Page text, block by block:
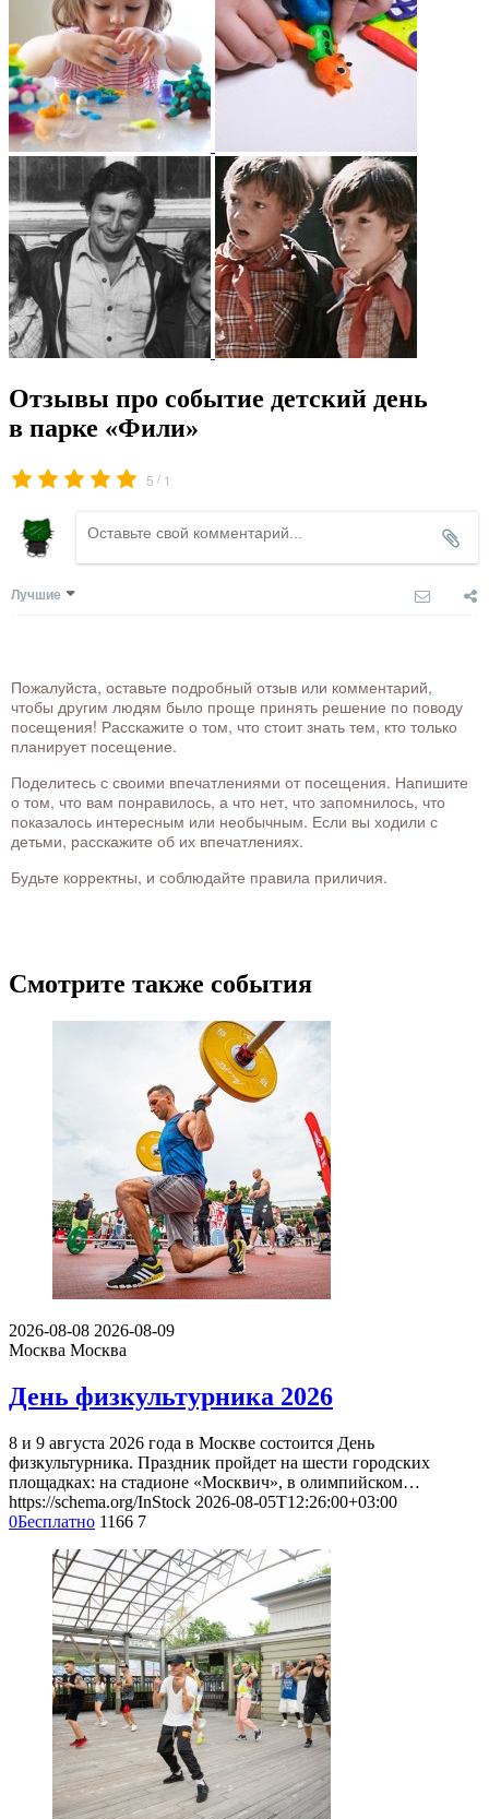
Отзывы про событие детский день
в парке «Фили»
5 / 1
Лучшие
Пожалуйста, оставьте подробный отзыв или комментарий,
чтобы другим людям было проще принять решение по поводу
посещения! Расскажите о том, что стоит знать тем, кто только
планирует посещение.
Поделитесь с своими впечатлениями от посещения. Напишите
о том, что вам понравилось, а что нет, что запомнилось, что
показалось интересным или необычным. Если вы ходили с
детьми, расскажите об их впечатлениях.
Будьте корректны, и соблюдайте правила приличия.
Смотрите также события
2026-08-08 2026-08-09
Москва Москва
День физкультурника 2026
8 и 9 августа 2026 года в Москве состоится День
физкультурника. Праздник пройдет на шести городских
площадках: на стадионе «Москвич», в олимпийском…
https://schema.org/InStock 2026-08-05T12:26:00+03:00
0Бесплатно 1166 7